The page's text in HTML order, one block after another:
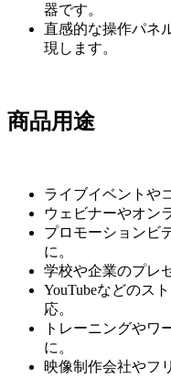
器です。
直感的な操作パネ
現します。
商品用途
ライブイベントや
ウェビナーやオン
プロモーションビ
に。
学校や企業のプレ
YouTubeなどのス
応。
トレーニングやワ
に。
映像制作会社やフ